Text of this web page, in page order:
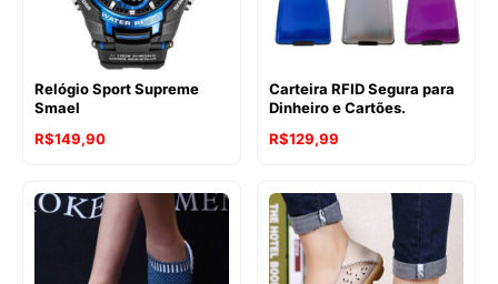
Relógio Sport Supreme
Smael
R$149,90
Carteira RFID Segura para
Dinheiro e Cartões.
R$129,99